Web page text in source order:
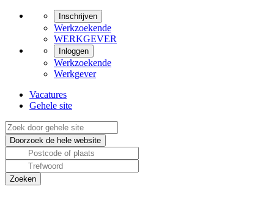
Inschrijven
Werkzoekende
WERKGEVER
Inloggen
Werkzoekende
Werkgever
Vacatures
Gehele site